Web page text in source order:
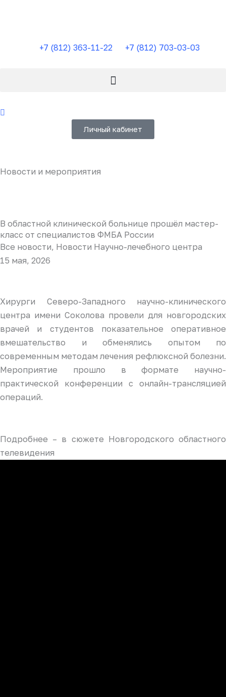
+7 (812) 363-11-22
+7 (812) 703-03-03
Личный кабинет
Новости и мероприятия
В областной клинической больнице прошёл мастер-
класс от специалистов ФМБА России
Все новости, Новости Научно-лечебного центра
15 мая, 2026
Хирурги Северо-Западного научно-клинического
центра имени Соколова провели для новгородских
врачей и студентов показательное оперативное
вмешательство и обменялись опытом по
современным методам лечения рефлюксной болезни.
Мероприятие прошло в формате научно-
практической конференции с онлайн-трансляцией
операций.
Подробнее – в сюжете Новгородского областного
телевидения